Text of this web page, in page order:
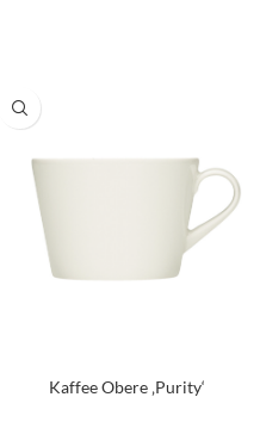
Kaffee Obere ‚Purity‘